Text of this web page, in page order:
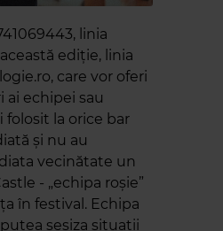
linia
ediție, linia
care vor oferi
ai echipei sau
folosit la orice bar
și nu au
vecinătate un
- „echipa roșie”
în festival. Echipa
sesiza situații